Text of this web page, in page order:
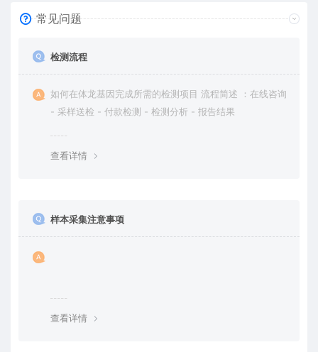
常见问题
检测流程
如何在体龙基因完成所需的检测项目 流程简述 ：在线咨询
- 采样送检 - 付款检测 - 检测分析 - 报告结果
查看详情
样本采集注意事项
查看详情